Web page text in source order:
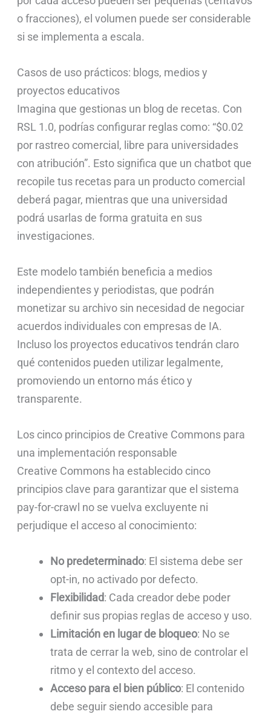
o fracciones), el volumen puede ser considerable
si se implementa a escala.
Casos de uso prácticos: blogs, medios y
proyectos educativos
Imagina que gestionas un blog de recetas. Con
RSL 1.0, podrías configurar reglas como: “$0.02
por rastreo comercial, libre para universidades
con atribución”. Esto significa que un chatbot que
recopile tus recetas para un producto comercial
deberá pagar, mientras que una universidad
podrá usarlas de forma gratuita en sus
investigaciones.
Este modelo también beneficia a medios
independientes y periodistas, que podrán
monetizar su archivo sin necesidad de negociar
acuerdos individuales con empresas de IA.
Incluso los proyectos educativos tendrán claro
qué contenidos pueden utilizar legalmente,
promoviendo un entorno más ético y
transparente.
Los cinco principios de Creative Commons para
una implementación responsable
Creative Commons ha establecido cinco
principios clave para garantizar que el sistema
pay-for-crawl no se vuelva excluyente ni
perjudique el acceso al conocimiento:
No predeterminado: El sistema debe ser
opt-in, no activado por defecto.
Flexibilidad: Cada creador debe poder
definir sus propias reglas de acceso y uso.
Limitación en lugar de bloqueo: No se
trata de cerrar la web, sino de controlar el
ritmo y el contexto del acceso.
Acceso para el bien público: El contenido
debe seguir siendo accesible para